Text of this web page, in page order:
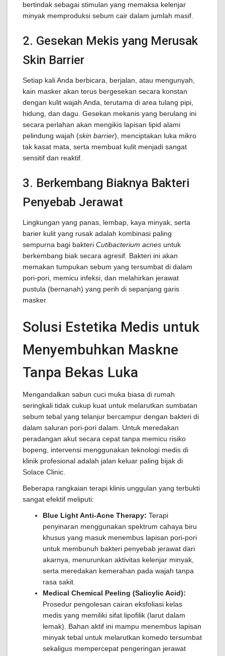
bertindak sebagai stimulan yang memaksa kelenjar
minyak memproduksi sebum cair dalam jumlah masif.
2. Gesekan Mekis yang Merusak
Skin Barrier
Setiap kali Anda berbicara, berjalan, atau mengunyah,
kain masker akan terus bergesekan secara konstan
dengan kulit wajah Anda, terutama di area tulang pipi,
hidung, dan dagu. Gesekan mekanis yang berulang ini
secara perlahan akan mengikis lapisan lipid alami
pelindung wajah (skin barrier), menciptakan luka mikro
tak kasat mata, serta membuat kulit menjadi sangat
sensitif dan reaktif.
3. Berkembang Biaknya Bakteri
Penyebab Jerawat
Lingkungan yang panas, lembap, kaya minyak, serta
barier kulit yang rusak adalah kombinasi paling
sempurna bagi bakteri Cutibacterium acnes untuk
berkembang biak secara agresif. Bakteri ini akan
memakan tumpukan sebum yang tersumbat di dalam
pori-pori, memicu infeksi, dan melahirkan jerawat
pustula (bernanah) yang perih di sepanjang garis
masker.
Solusi Estetika Medis untuk
Menyembuhkan Maskne
Tanpa Bekas Luka
Mengandalkan sabun cuci muka biasa di rumah
seringkali tidak cukup kuat untuk melarutkan sumbatan
sebum tebal yang telanjur bercampur dengan bakteri di
dalam saluran pori-pori dalam. Untuk meredakan
peradangan akut secara cepat tanpa memicu risiko
bopeng, intervensi menggunakan teknologi medis di
klinik profesional adalah jalan keluar paling bijak di
Solace Clinic.
Beberapa rangkaian terapi klinis unggulan yang terbukti
sangat efektif meliputi:
Blue Light Anti-Acne Therapy: Terapi
penyinaran menggunakan spektrum cahaya biru
khusus yang masuk menembus lapisan pori-pori
untuk membunuh bakteri penyebab jerawat dari
akarnya, menurunkan aktivitas kelenjar minyak,
serta meredakan kemerahan pada wajah tanpa
rasa sakit.
Medical Chemical Peeling (Salicylic Acid):
Prosedur pengolesan cairan eksfoliasi kelas
medis yang memiliki sifat lipofilik (larut dalam
lemak). Bahan aktif ini mampu menembus lapisan
minyak tebal untuk melarutkan komedo tersumbat
sekaligus mempercepat pengeringan jerawat